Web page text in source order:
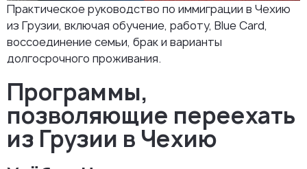
Практическое руководство по иммиграции в Чехию
из Грузии, включая обучение, работу, Blue Card,
воссоединение семьи, брак и варианты
долгосрочного проживания.
Программы,
позволяющие переехать
из Грузии в Чехию